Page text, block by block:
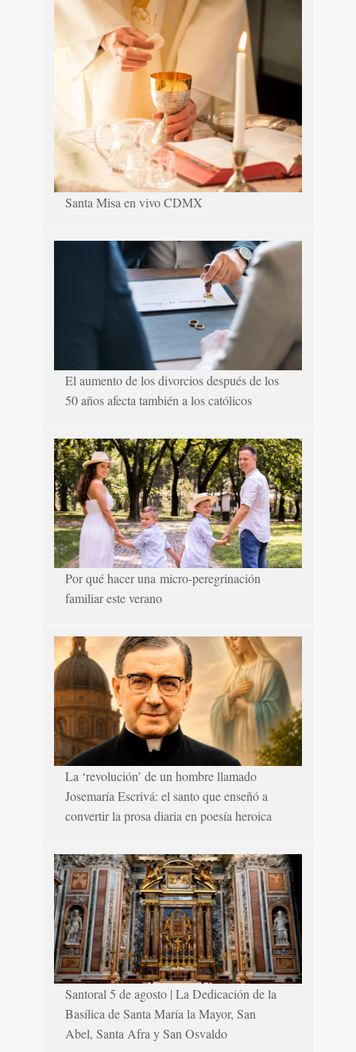
Santa Misa en vivo CDMX
El aumento de los divorcios después de los
50 años afecta también a los católicos
Por qué hacer una micro-peregrinación
familiar este verano
La ‘revolución’ de un hombre llamado
Josemaría Escrivá: el santo que enseñó a
convertir la prosa diaria en poesía heroica
Santoral 5 de agosto | La Dedicación de la
Basílica de Santa María la Mayor, San
Abel, Santa Afra y San Osvaldo